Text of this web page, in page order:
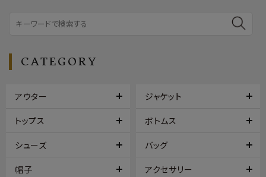
CATEGORY
アウター ジャケット
トップス ボトムス
シューズ バッグ
帽子 アクセサリー